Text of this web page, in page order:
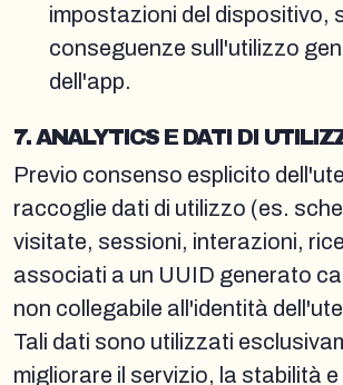
impostazioni del dispositivo,
conseguenze sull'utilizzo
dell'app.
7. ANALYTICS E DATI DI
Previo consenso esplicito
raccoglie dati di utilizzo (es.
visitate, sessioni, interazioni,
associati a un UUID generato
non collegabile all'identità
Tali dati sono utilizzati
migliorare il servizio, la stabilità e